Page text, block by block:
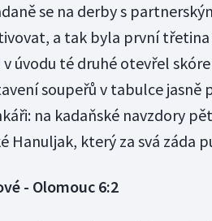
se na derby s
a tak byla první třetina
v úvodu té druhé otevřel
soupeřů v tabulce jasně
na kadaňské navzdory
Hanuljak, který za svá záda
- Olomouc 6:2